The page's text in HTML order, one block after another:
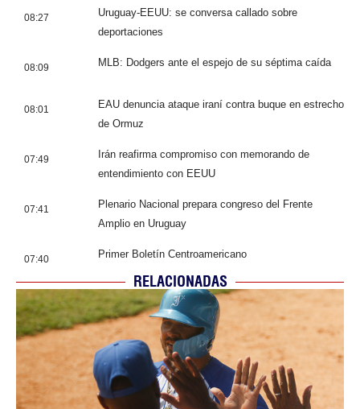
08:27
Uruguay-EEUU: se conversa callado sobre
deportaciones
08:09 MLB: Dodgers ante el espejo de su séptima caída
08:01
EAU denuncia ataque iraní contra buque en estrecho
de Ormuz
07:49
Irán reafirma compromiso con memorando de
entendimiento con EEUU
07:41
Plenario Nacional prepara congreso del Frente
Amplio en Uruguay
07:40 Primer Boletín Centroamericano
RELACIONADAS